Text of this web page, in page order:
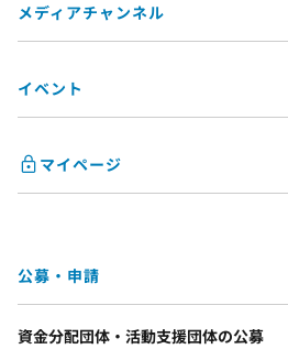
メディアチャンネル
イベント
マイページ
公募・申請
資金分配団体・活動支援団体の公募